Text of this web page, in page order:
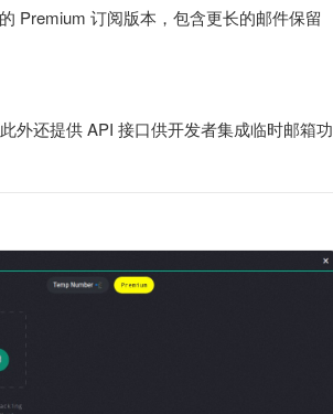
Premium 订阅版本，包含更长的邮件保留
外还提供 API 接口供开发者集成临时邮箱功